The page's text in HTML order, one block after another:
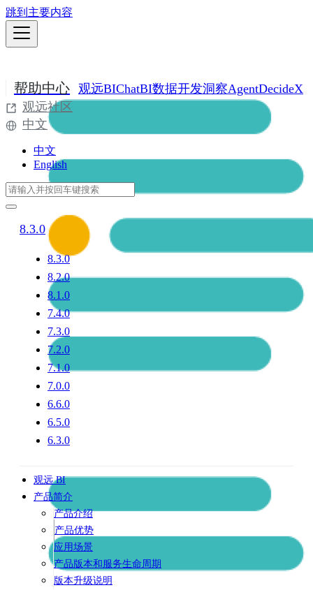
跳到主要内容
帮助中心 观远BIChatBI数据开发洞察AgentDecideX
观远社区
中文
中文
English
8.3.0
8.3.0
8.2.0
8.1.0
7.4.0
7.3.0
7.2.0
7.1.0
7.0.0
6.6.0
6.5.0
6.3.0
观远 BI
产品简介
产品介绍
产品优势
应用场景
产品版本和服务生命周期
版本升级说明